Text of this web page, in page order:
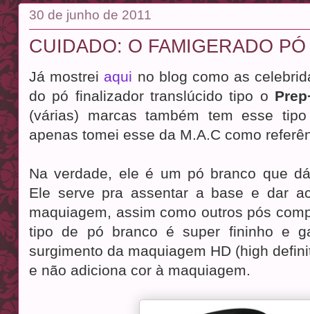
30 de junho de 2011
CUIDADO: O FAMIGERADO
Já mostrei aqui no blog como as
do pó finalizador translúcido tipo o
(várias) marcas também tem esse
apenas tomei esse da M.A.C como
Na verdade, ele é um pó branco que
Ele serve pra assentar a base e dar
maquiagem, assim como outros pós
tipo de pó branco é super fininho e
surgimento da maquiagem HD (high
e não adiciona cor à maquiagem.